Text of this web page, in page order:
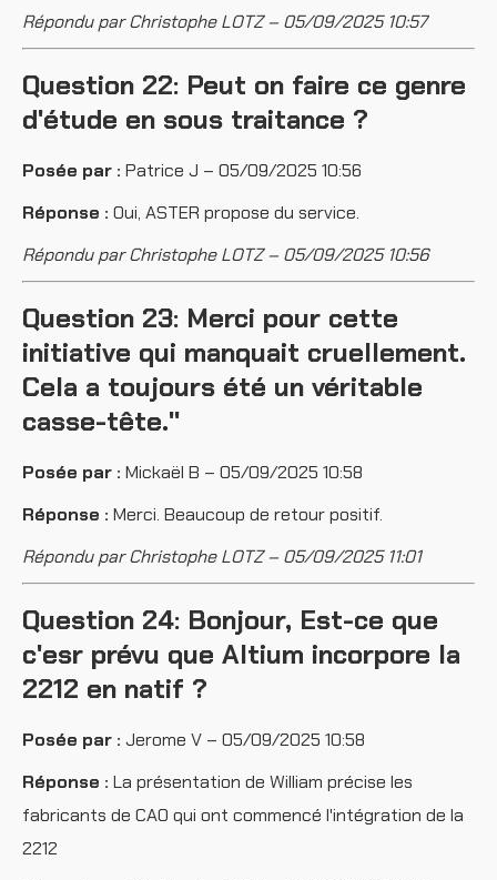
Répondu par Christophe LOTZ – 05/09/2025 10:57
Question 22: Peut on faire ce genre
d'étude en sous traitance ?
Posée par : Patrice J – 05/09/2025 10:56
Réponse : Oui, ASTER propose du service.
Répondu par Christophe LOTZ – 05/09/2025 10:56
Question 23: Merci pour cette
initiative qui manquait cruellement.
Cela a toujours été un véritable
casse-tête."
Posée par : Mickaël B – 05/09/2025 10:58
Réponse : Merci. Beaucoup de retour positif.
Répondu par Christophe LOTZ – 05/09/2025 11:01
Question 24: Bonjour, Est-ce que
c'esr prévu que Altium incorpore la
2212 en natif ?
Posée par : Jerome V – 05/09/2025 10:58
Réponse : La présentation de William précise les
fabricants de CAO qui ont commencé l'intégration de la
2212